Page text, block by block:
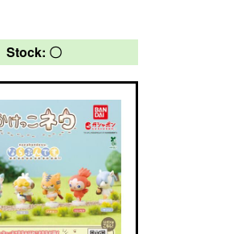
Stock: 〇